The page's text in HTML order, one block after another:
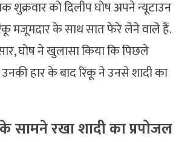
शुक्रवार को दिलीप घोष अपने न्यूटाउन
मजूमदार के साथ सात फेरे लेने वाले हैं.
घोष ने खुलासा किया कि पिछले
हार के बाद रिंकू ने उनसे शादी का
सामने रखा शादी का प्रपोजल